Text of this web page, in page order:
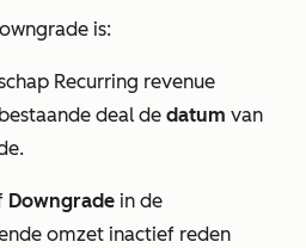
is:
Recurring revenue
deal de datum van
Downgrade in de
omzet inactief reden